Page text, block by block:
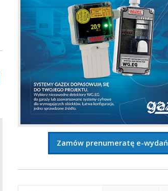
Zamów prenumeratę e-wydań